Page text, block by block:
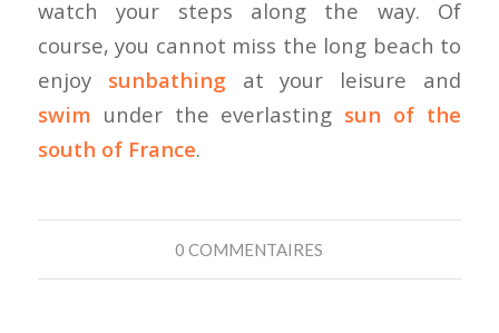
watch your steps along the way. Of
course, you cannot miss the long beach to
enjoy sunbathing at your leisure and
swim under the everlasting sun of the
south of France.
0 COMMENTAIRES